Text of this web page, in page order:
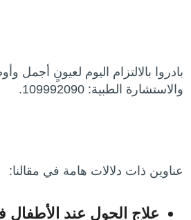
بادروا بالالتزام اليوم لعيونٍ
والاستشارة الطبية: 109992090.
عناوين ذات دلالات هامة في مقالنا:
علاج الحول عند الأطفال